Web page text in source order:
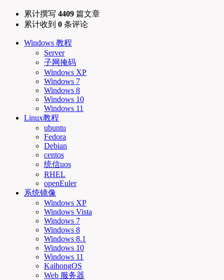
累计撰写 4409 篇文章
累计收到 0 条评论
Windows 教程
Server
子网掩码
Windows XP
Windows 7
Windows 8
Windows 10
Windows 11
Linux教程
ubuntu
Fedora
Debian
centos
统信uos
RHEL
openEuler
系统镜像
Windows XP
Windows Vista
Windows 7
Windows 8
Windows 8.1
Windows 10
Windows 11
KaihongOS
Web 服务器